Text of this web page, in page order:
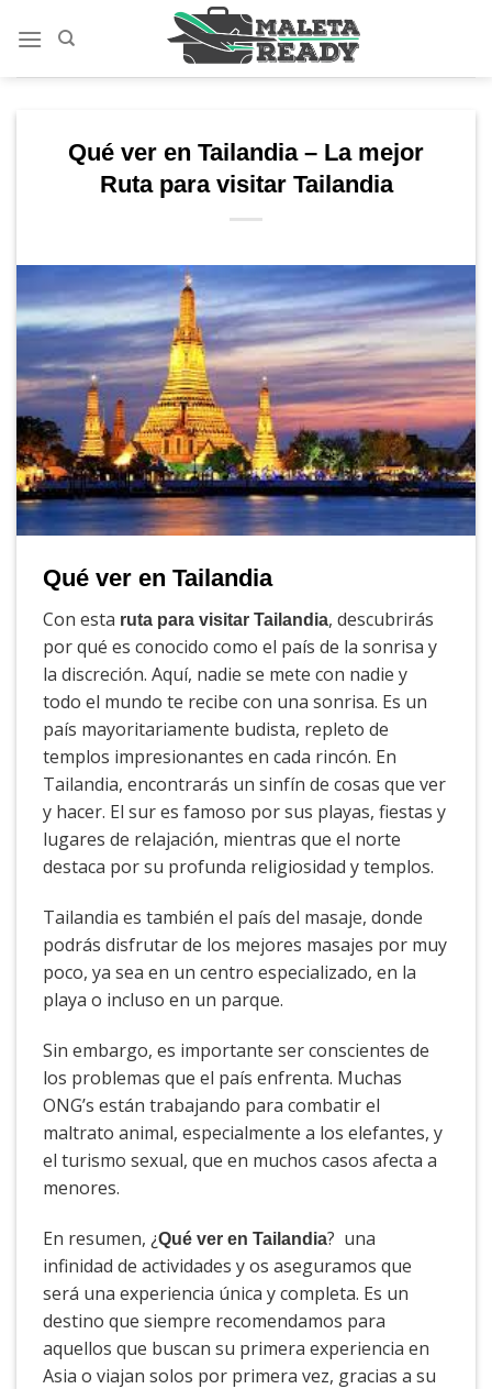
Qué ver en Tailandia – La mejor
Ruta para visitar Tailandia
Qué ver en Tailandia
Con esta ruta para visitar Tailandia, descubrirás
por qué es conocido como el país de la sonrisa y
la discreción. Aquí, nadie se mete con nadie y
todo el mundo te recibe con una sonrisa. Es un
país mayoritariamente budista, repleto de
templos impresionantes en cada rincón. En
Tailandia, encontrarás un sinfín de cosas que ver
y hacer. El sur es famoso por sus playas, fiestas y
lugares de relajación, mientras que el norte
destaca por su profunda religiosidad y templos.
Tailandia es también el país del masaje, donde
podrás disfrutar de los mejores masajes por muy
poco, ya sea en un centro especializado, en la
playa o incluso en un parque.
Sin embargo, es importante ser conscientes de
los problemas que el país enfrenta. Muchas
ONG’s están trabajando para combatir el
maltrato animal, especialmente a los elefantes, y
el turismo sexual, que en muchos casos afecta a
menores.
En resumen, ¿Qué ver en Tailandia? una
infinidad de actividades y os aseguramos que
será una experiencia única y completa. Es un
destino que siempre recomendamos para
aquellos que buscan su primera experiencia en
Asia o viajan solos por primera vez, gracias a su